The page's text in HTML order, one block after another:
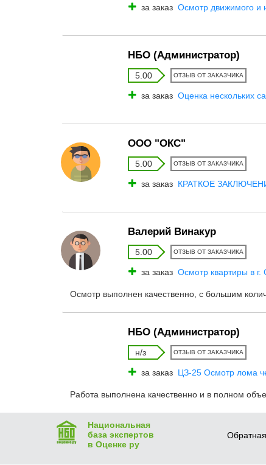
за заказ Осмотр движимого и
НБО (Администратор)
5.00 ОТЗЫВ ОТ ЗАКАЗЧИКА
за заказ Оценка нескольких
ООО "ОКС"
5.00 ОТЗЫВ ОТ ЗАКАЗЧИКА
за заказ КРАТКОЕ
Валерий Винакур
5.00 ОТЗЫВ ОТ ЗАКАЗЧИКА
за заказ Осмотр квартиры в г.
Осмотр выполнен качественно, с большим
НБО (Администратор)
н/з ОТЗЫВ ОТ ЗАКАЗЧИКА
за заказ ЦЗ-25 Осмотр лома
Работа выполнена качественно и в полном
Национальная
база экспертов
в Оценке ру